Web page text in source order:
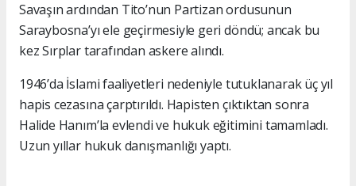
Savaşın ardından Tito’nun Partizan ordusunun
Saraybosna’yı ele geçirmesiyle geri döndü; ancak bu
kez Sırplar tarafından askere alındı.
1946’da İslami faaliyetleri nedeniyle tutuklanarak üç yıl
hapis cezasına çarptırıldı. Hapisten çıktıktan sonra
Halide Hanım’la evlendi ve hukuk eğitimini tamamladı.
Uzun yıllar hukuk danışmanlığı yaptı.